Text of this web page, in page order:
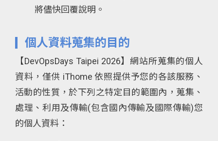
將儘快回覆說明。
個人資料蒐集的目的
【DevOpsDays Taipei 2026】網站所蒐集的個人
資料，僅供 iThome 依照提供予您的各該服務、
活動的性質，於下列之特定目的範圍內，蒐集、
處理、利用及傳輸(包含國內傳輸及國際傳輸)您
的個人資料：